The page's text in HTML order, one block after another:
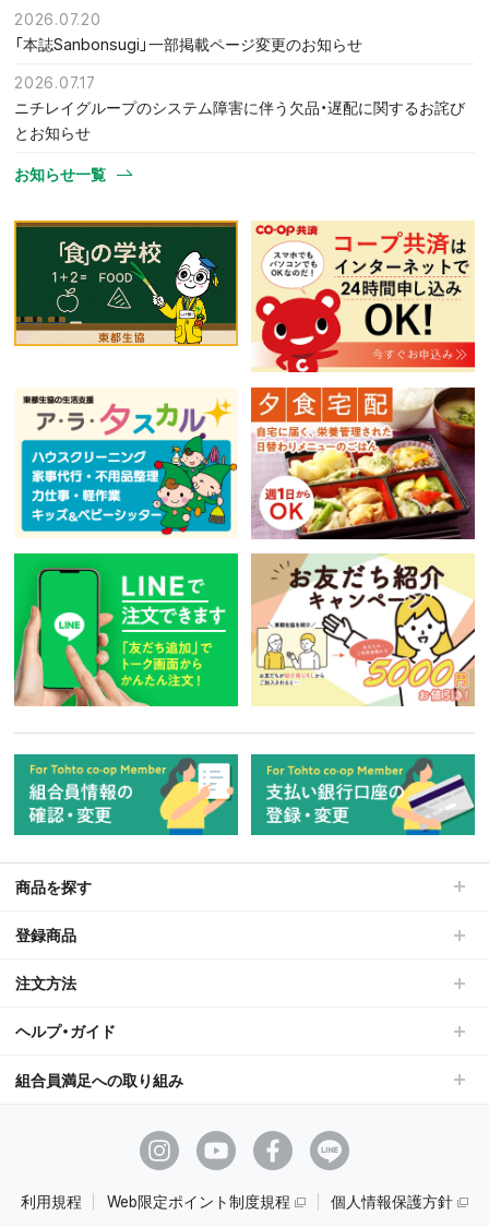
2026.07.20
「本誌Sanbonsugi」一部掲載ページ変更のお知らせ
2026.07.17
ニチレイグループのシステム障害に伴う欠品・遅配に関するお詫び
とお知らせ
お知らせ一覧
商品を探す
登録商品
注文方法
ヘルプ・ガイド
組合員満足への取り組み
利用規程 Web限定ポイント制度規程
個人情報保護方針